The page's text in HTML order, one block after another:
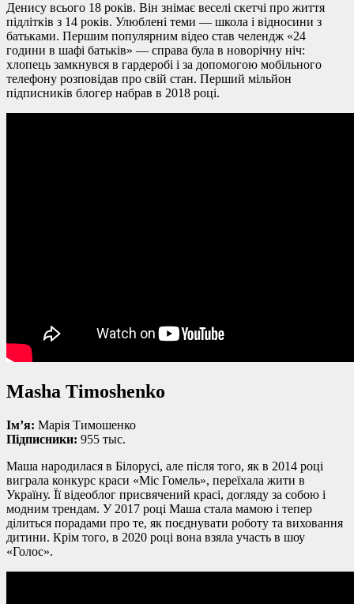
Денису всього 18 років. Він знімає веселі скетчі про життя
підлітків з 14 років. Улюблені теми — школа і відносини з
батьками. Першим популярним відео став челендж «24
години в шафі батьків» — справа була в новорічну ніч:
хлопець замкнувся в гардеробі і за допомогою мобільного
телефону розповідав про свій стан. Перший мільйон
підписників блогер набрав в 2018 році.
Masha Timoshenko
Ім’я: Марія Тимошенко
Підписники: 955 тыс.
Маша народилася в Білорусі, але після того, як в 2014 році
виграла конкурс краси «Міс Гомель», переїхала жити в
Україну. Її відеоблог присвячений красі, догляду за собою і
модним трендам. У 2017 році Маша стала мамою і тепер
ділиться порадами про те, як поєднувати роботу та виховання
дитини. Крім того, в 2020 році вона взяла участь в шоу
«Голос».